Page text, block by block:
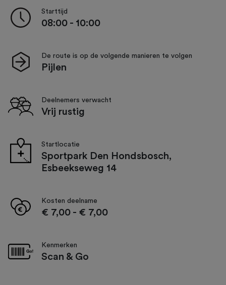
Starttijd
08:00 - 10:00
De route is op de volgende manieren te volgen
Pijlen
Deelnemers verwacht
Vrij rustig
Startlocatie
Sportpark Den Hondsbosch,
Esbeekseweg 14
Kosten deelname
€ 7,00 - € 7,00
Kenmerken
Scan & Go